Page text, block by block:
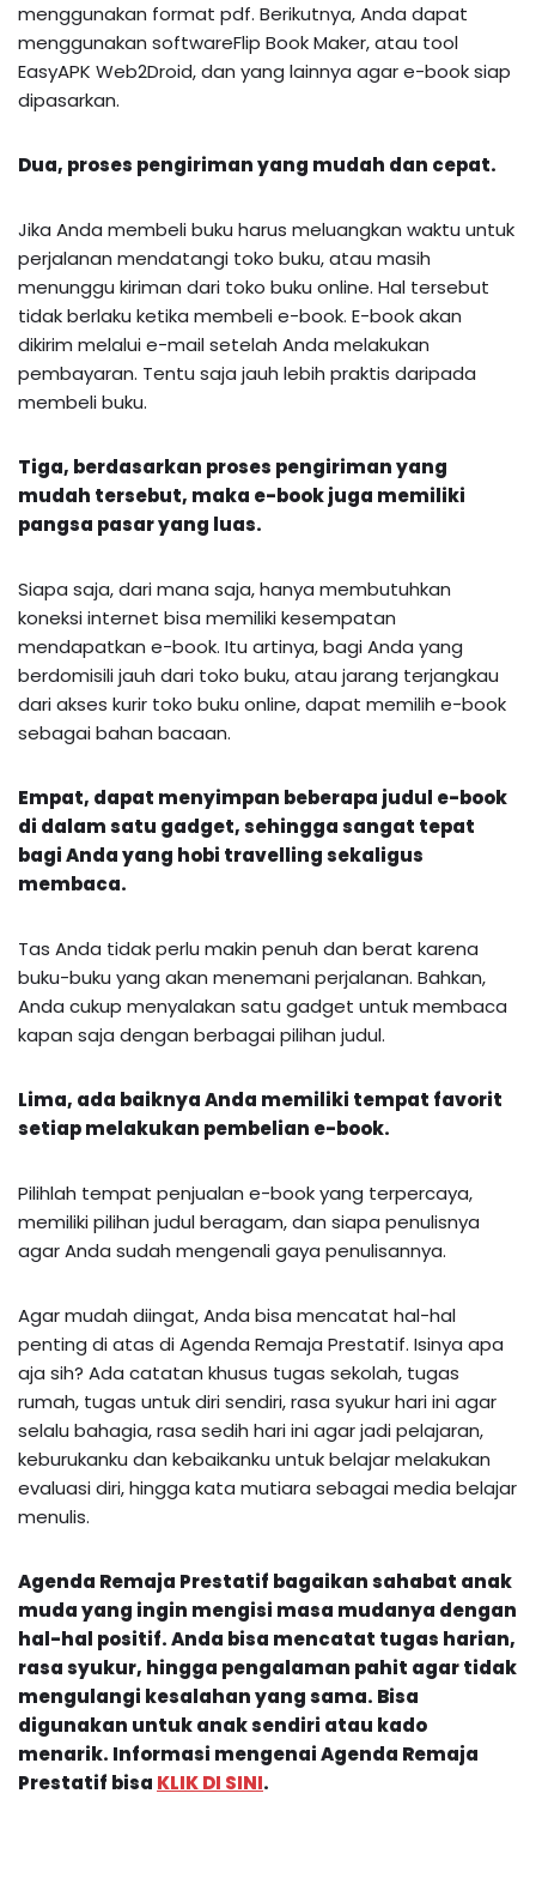
menggunakan format pdf. Berikutnya, Anda dapat
menggunakan softwareFlip Book Maker, atau tool
EasyAPK Web2Droid, dan yang lainnya agar e-book siap
dipasarkan.
Dua, proses pengiriman yang mudah dan cepat.
Jika Anda membeli buku harus meluangkan waktu untuk
perjalanan mendatangi toko buku, atau masih
menunggu kiriman dari toko buku online. Hal tersebut
tidak berlaku ketika membeli e-book. E-book akan
dikirim melalui e-mail setelah Anda melakukan
pembayaran. Tentu saja jauh lebih praktis daripada
membeli buku.
Tiga, berdasarkan proses pengiriman yang
mudah tersebut, maka e-book juga memiliki
pangsa pasar yang luas.
Siapa saja, dari mana saja, hanya membutuhkan
koneksi internet bisa memiliki kesempatan
mendapatkan e-book. Itu artinya, bagi Anda yang
berdomisili jauh dari toko buku, atau jarang terjangkau
dari akses kurir toko buku online, dapat memilih e-book
sebagai bahan bacaan.
Empat, dapat menyimpan beberapa judul e-book
di dalam satu gadget, sehingga sangat tepat
bagi Anda yang hobi travelling sekaligus
membaca.
Tas Anda tidak perlu makin penuh dan berat karena
buku-buku yang akan menemani perjalanan. Bahkan,
Anda cukup menyalakan satu gadget untuk membaca
kapan saja dengan berbagai pilihan judul.
Lima, ada baiknya Anda memiliki tempat favorit
setiap melakukan pembelian e-book.
Pilihlah tempat penjualan e-book yang terpercaya,
memiliki pilihan judul beragam, dan siapa penulisnya
agar Anda sudah mengenali gaya penulisannya.
Agar mudah diingat, Anda bisa mencatat hal-hal
penting di atas di Agenda Remaja Prestatif. Isinya apa
aja sih? Ada catatan khusus tugas sekolah, tugas
rumah, tugas untuk diri sendiri, rasa syukur hari ini agar
selalu bahagia, rasa sedih hari ini agar jadi pelajaran,
keburukanku dan kebaikanku untuk belajar melakukan
evaluasi diri, hingga kata mutiara sebagai media belajar
menulis.
Agenda Remaja Prestatif bagaikan sahabat anak
muda yang ingin mengisi masa mudanya dengan
hal-hal positif. Anda bisa mencatat tugas harian,
rasa syukur, hingga pengalaman pahit agar tidak
mengulangi kesalahan yang sama. Bisa
digunakan untuk anak sendiri atau kado
menarik. Informasi mengenaiAgenda Remaja
Prestatif bisa KLIK DI SINI.